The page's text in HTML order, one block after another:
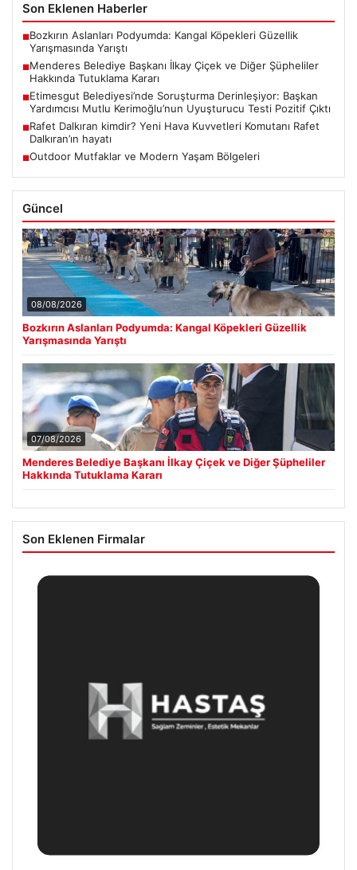
Son Eklenen Haberler
■Bozkırın Aslanları Podyumda: Kangal Köpekleri Güzellik
Yarışmasında Yarıştı
■Menderes Belediye Başkanı İlkay Çiçek ve Diğer Şüpheliler
Hakkında Tutuklama Kararı
■Etimesgut Belediyesi’nde Soruşturma Derinleşiyor: Başkan
Yardımcısı Mutlu Kerimoğlu’nun Uyuşturucu Testi Pozitif Çıktı
■Rafet Dalkıran kimdir? Yeni Hava Kuvvetleri Komutanı Rafet
Dalkıran’ın hayatı
■Outdoor Mutfaklar ve Modern Yaşam Bölgeleri
Güncel
08/08/2026
Bozkırın Aslanları Podyumda: Kangal Köpekleri Güzellik
Yarışmasında Yarıştı
07/08/2026
Menderes Belediye Başkanı İlkay Çiçek ve Diğer Şüpheliler
Hakkında Tutuklama Kararı
Son Eklenen Firmalar